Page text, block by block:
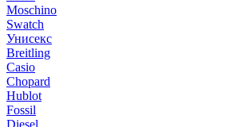
Moschino
Swatch
Унисекс
Breitling
Casio
Chopard
Hublot
Fossil
Diesel